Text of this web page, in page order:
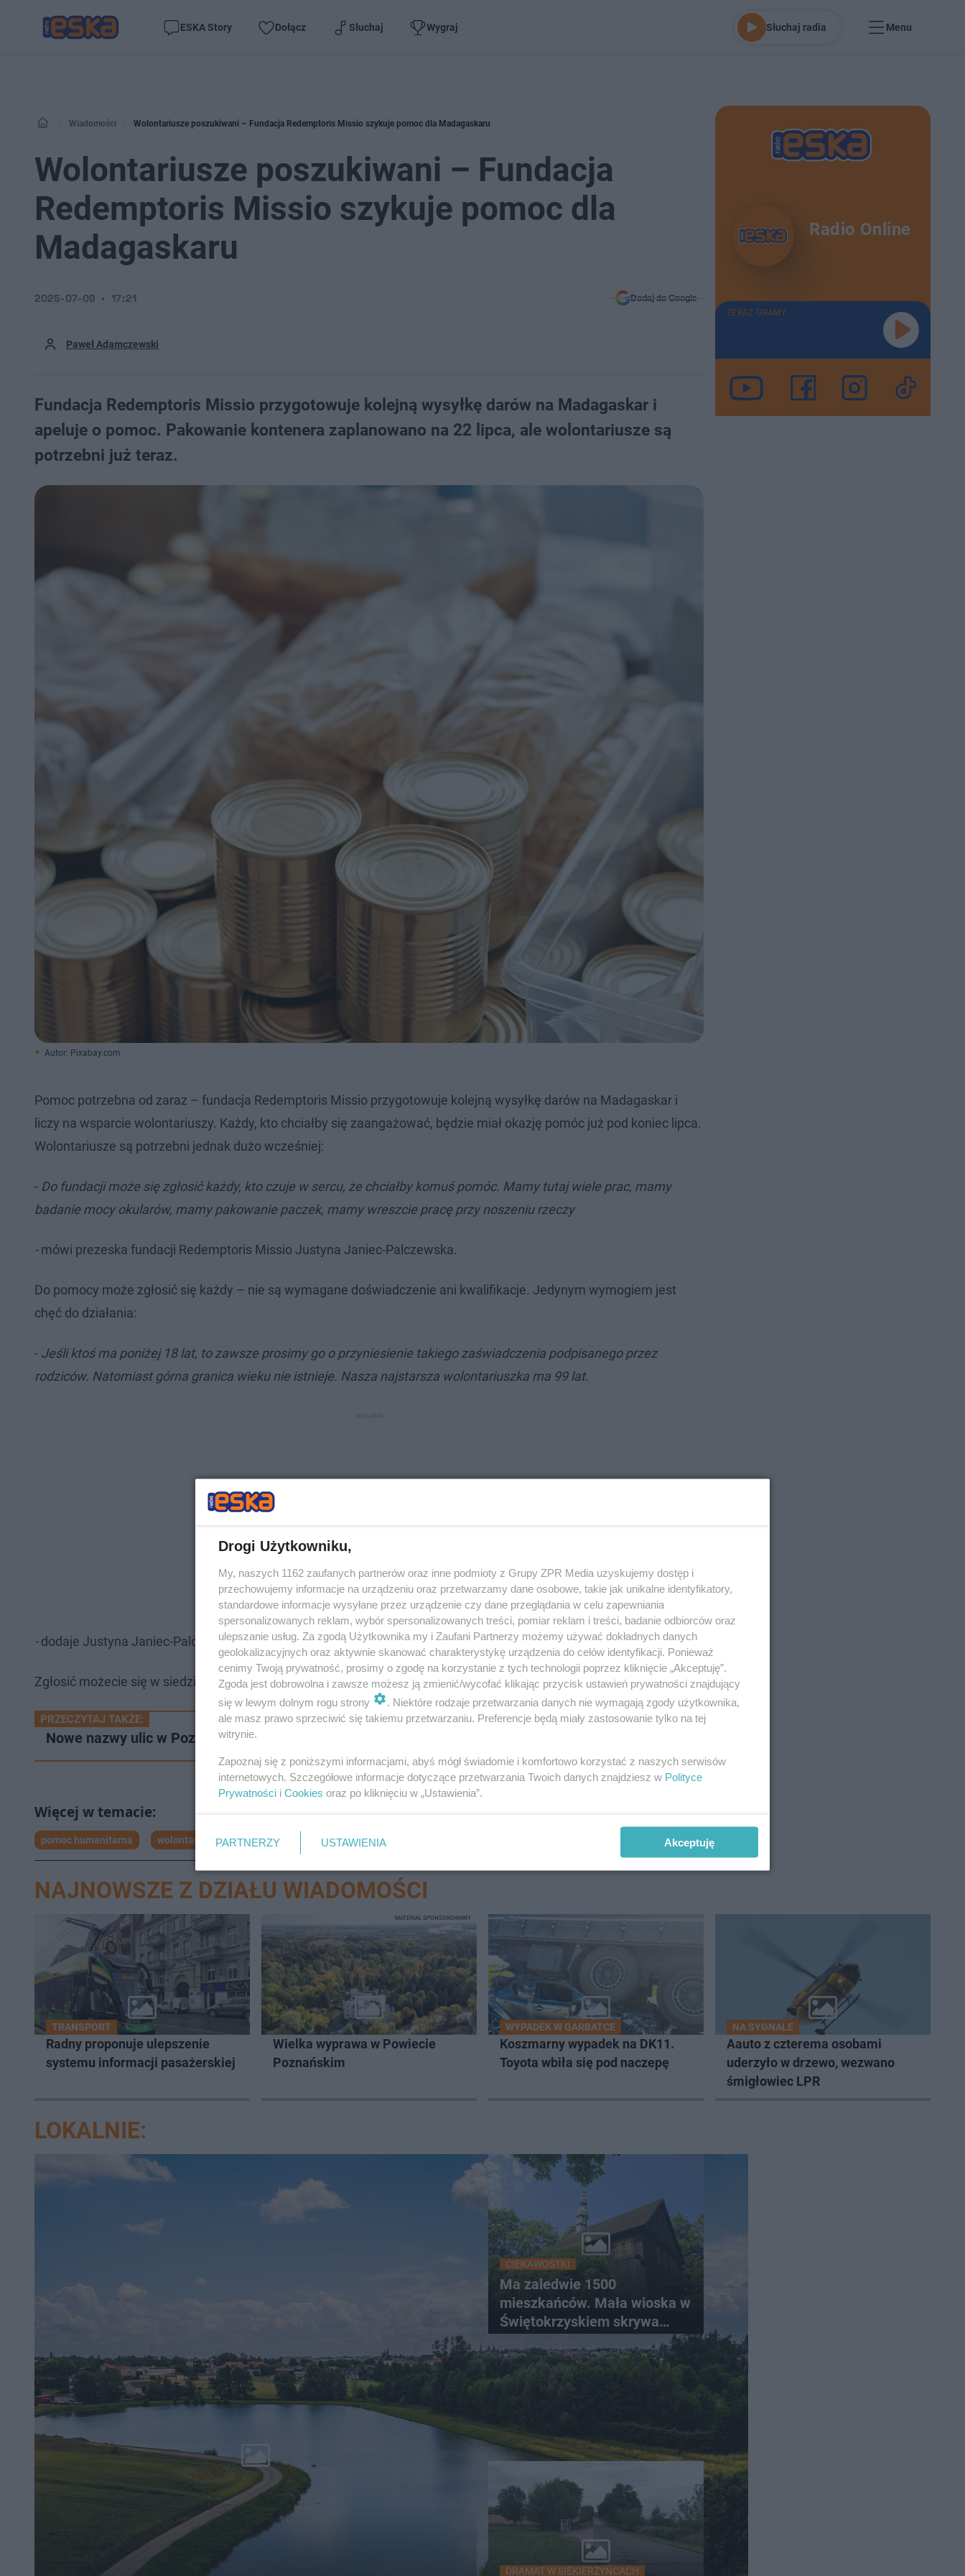
ESKA Story Dołącz Słuchaj Wygraj Słuchaj radia Menu
Wiadomości Wolontariusze poszukiwani – Fundacja Redemptoris Missio szykuje pomoc dla Madagaskaru
Wolontariusze poszukiwani – Fundacja
Redemptoris Missio szykuje pomoc dla
Madagaskaru
Paweł Adamczewski
2025-07-09 17:21 Dodaj do Google
Fundacja Redemptoris Missio przygotowuje kolejną wysyłkę darów na Madagaskar i
apeluje o pomoc. Pakowanie kontenera zaplanowano na 22 lipca, ale wolontariusze są
potrzebni już teraz.
Autor: Pixabay.com
Pomoc potrzebna od zaraz – fundacja Redemptoris Missio przygotowuje kolejną wysyłkę darów na Madagaskar i
liczy na wsparcie wolontariuszy. Każdy, kto chciałby się zaangażować, będzie miał okazję pomóc już pod koniec lipca.
Wolontariusze są potrzebni jednak dużo wcześniej:
- Do fundacji może się zgłosić każdy, kto czuje w sercu, że chciałby komuś pomóc. Mamy tutaj wiele prac, mamy
badanie mocy okularów, mamy pakowanie paczek, mamy wreszcie pracę przy noszeniu rzeczy
-mówi prezeska fundacji Redemptoris Missio Justyna Janiec-Palczewska.
Do pomocy może zgłosić się każdy – nie są wymagane doświadczenie ani kwalifikacje. Jedynym wymogiem jest
chęć do działania:
- Jeśli ktoś ma poniżej 18 lat, to zawsze prosimy go o przyniesienie takiego zaświadczenia podpisanego przez
rodziców. Natomiast górna granica wieku nie istnieje. Nasza najstarsza wolontariuszka ma 99 lat.
-dodaje Justyna Janiec-Palczewska.
Zgłosić możecie się w siedzibie fundacji przy ul. Junikowskiej 48 w Poznaniu.
PRZECZYTAJ TAKŻE:
Nowe nazwy ulic w Poznaniu. Taneczna, Wzgórze Kemowe i Morenowe pojawiły się na…
pomoc humanitarna wolontariat poznań
Radio Online
TERAZ GRAMY
NAJNOWSZE Z DZIAŁU WIADOMOŚCI
TRANSPORT
Radny proponuje ulepszenie
systemu informacji pasażerskiej
Wielka wyprawa w Powiecie
Poznańskim
MATERIAŁ SPONSOROWANY
WYPADEK W GARBATCE
Koszmarny wypadek na DK11.
Toyota wbiła się pod naczepę
NA SYGNALE
Aauto z czterema osobami
uderzyło w drzewo, wezwano
śmigłowiec LPR
LOKALNIE:
CIEKAWOSTKI
Ma zaledwie 1500
mieszkańców. Mała wioska w
Świętokrzyskiem skrywa
zabytki, bywał tu nawet król
DRAMAT W SIEKIERZYŃCACH
Drogi Użytkowniku,
My, naszych 1162 zaufanych partnerów oraz inne podmioty z Grupy ZPR Media uzyskujemy dostęp i
przechowujemy informacje na urządzeniu oraz przetwarzamy dane osobowe, takie jak unikalne identyfikatory,
standardowe informacje wysyłane przez urządzenie czy dane przeglądania w celu zapewniania
spersonalizowanych reklam, wybór spersonalizowanych treści, pomiar reklam i treści, badanie odbiorców oraz
ulepszanie usług. Za zgodą Użytkownika my i Zaufani Partnerzy możemy używać dokładnych danych
geolokalizacyjnych oraz aktywnie skanować charakterystykę urządzenia do celów identyfikacji. Ponieważ
cenimy Twoją prywatność, prosimy o zgodę na korzystanie z tych technologii poprzez kliknięcie „Akceptuję”.
Zgoda jest dobrowolna i zawsze możesz ją zmienić/wycofać klikając przycisk ustawień prywatności znajdujący
się w lewym dolnym rogu strony
. Niektóre rodzaje przetwarzania danych nie wymagają zgody użytkownika,
ale masz prawo sprzeciwić się takiemu przetwarzaniu. Preferencje będą miały zastosowanie tylko na tej
witrynie.
Zapoznaj się z poniższymi informacjami, abyś mógł świadomie i komfortowo korzystać z naszych serwisów
internetowych. Szczegółowe informacje dotyczące przetwarzania Twoich danych znajdziesz w Polityce
Prywatności i Cookies oraz po kliknięciu w „Ustawienia”.
PARTNERZY USTAWIENIA Akceptuję